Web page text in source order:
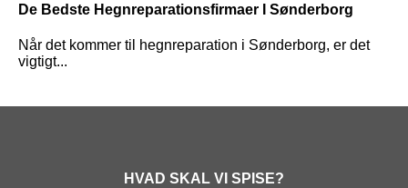
De Bedste Hegnreparationsfirmaer I Sønderborg
Når det kommer til hegnreparation i Sønderborg, er det
vigtigt...
HVAD SKAL VI SPISE?